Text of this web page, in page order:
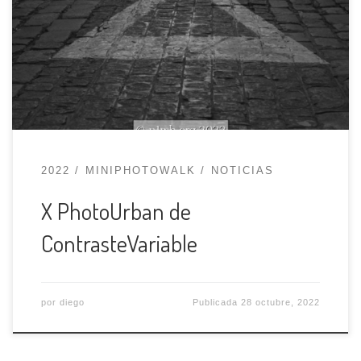
Contraste Variable y el pasado miércoles 19 de
octubre tuvo lugar la entrega de premios. En
ambas ocasiones estuvimos participando y en
este post colgaremos las fotos del certamen.
Este año, los temas a fotografiar eran tres: […]
2022 MINIPHOTOWALK NOTICIAS
X PhotoUrban de
ContrasteVariable
por diego Publicada 28 octubre, 2022